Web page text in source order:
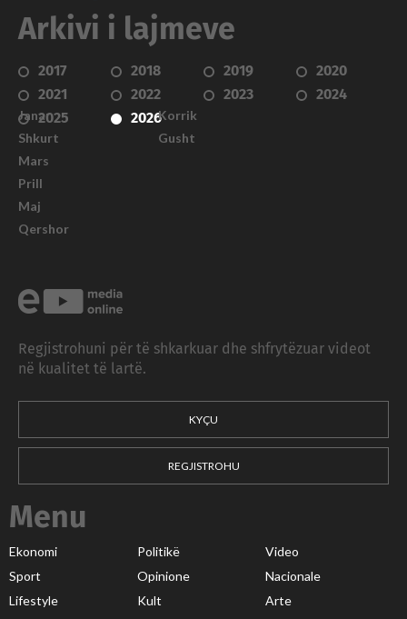
Arkivi i lajmeve
2017 2018 2019
2020
2021
2022 2023
2024
2025
2026
Janar
Shkurt
Mars
Prill
Maj
Qershor
Korrik
Gusht
Regjistrohuni për të shkarkuar dhe shfrytëzuar videot
në kualitet të lartë.
KYÇU
REGJISTROHU
Menu
Ekonomi Politikë
Video
Sport
Opinione
Nacionale
Lifestyle
Kult
Arte